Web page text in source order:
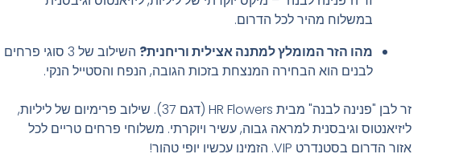
במשלוח מהיר לכל הדרום.
מהו הזר המומלץ למתנה אצילית וריחנית?
השילוב של 3 סוגי פרחים
לבנים הוא הבחירה המנצחת בזכות הגובה, הנפח והסטייל הנקי.
זר לבן "פנינה לבנה" מבית HR Flowers (דגם 37). שילוב פרימיום של ליליות,
ליזיאנטוס וגיבסנית למראה גבוה, עשיר ויוקרתי. משלוחי פרחים טריים לכל
אזור הדרום בסטנדרט VIP. הזמינו עכשיו יופי טהור!